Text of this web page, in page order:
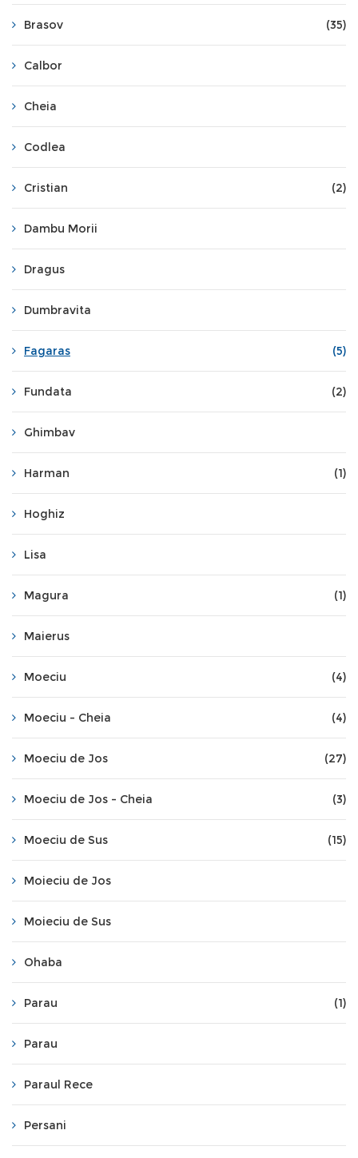
Brasov (35)
Calbor
Cheia
Codlea
Cristian (2)
Dambu Morii
Dragus
Dumbravita
Fagaras (5)
Fundata (2)
Ghimbav
Harman (1)
Hoghiz
Lisa
Magura (1)
Maierus
Moeciu (4)
Moeciu - Cheia (4)
Moeciu de Jos (27)
Moeciu de Jos - Cheia (3)
Moeciu de Sus (15)
Moieciu de Jos
Moieciu de Sus
Ohaba
Parau (1)
Parau
Paraul Rece
Persani